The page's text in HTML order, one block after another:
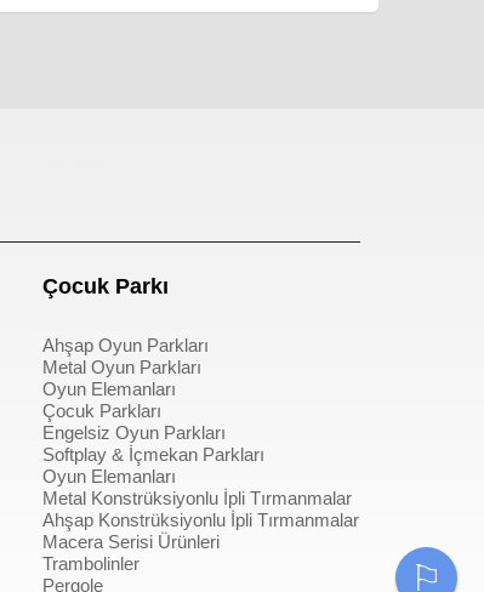
Çocuk Parkı
Ahşap Oyun Parkları
Metal Oyun Parkları
Oyun Elemanları
Çocuk Parkları
Engelsiz Oyun Parkları
Softplay & İçmekan Parkları
Oyun Elemanları
Metal Konstrüksiyonlu İpli Tırmanmalar
Ahşap Konstrüksiyonlu İpli Tırmanmalar
Macera Serisi Ürünleri
Trambolinler
Pergole
⚐